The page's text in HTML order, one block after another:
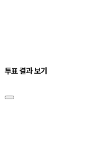
투표 결과 보기